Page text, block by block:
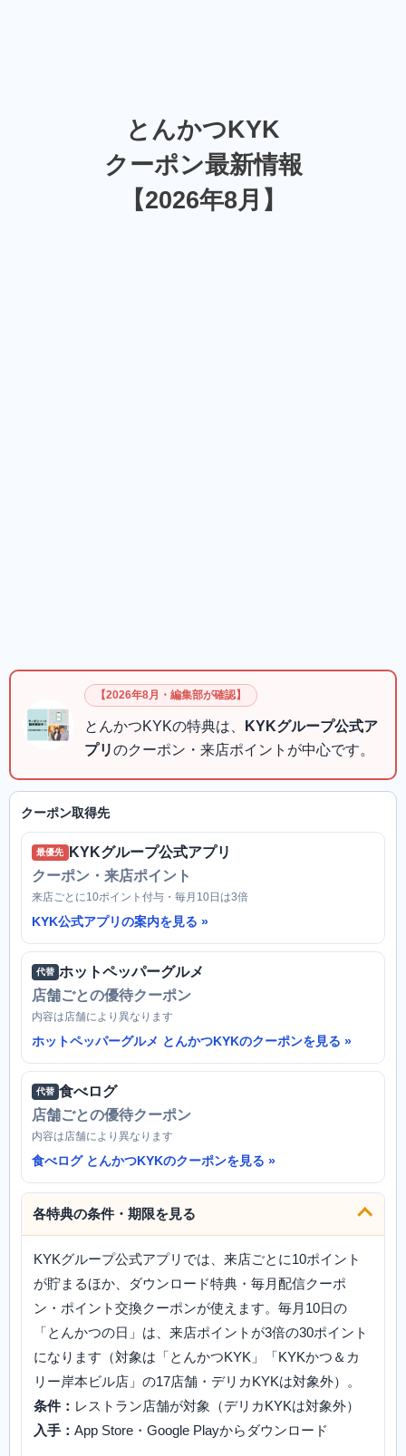
とんかつKYK
クーポン最新情報
【2026年8月】
【2026年8月・編集部が確認】
とんかつKYKの特典は、
KYKグループ公式ア
プリのクーポン・来店ポイントが中心です。
クーポン取得先
最優先 KYKグループ公式アプリ
クーポン・来店ポイント
来店ごとに10ポイント付与・毎月10日は3倍
KYK公式アプリの案内を見る
代替 ホットペッパーグルメ
店舗ごとの優待クーポン
内容は店舗により異なります
ホットペッパーグルメ とんかつKYKのクーポンを見る
代替 食べログ
店舗ごとの優待クーポン
内容は店舗により異なります
食べログ とんかつKYKのクーポンを見る
各特典の条件・期限を見る
KYKグループ公式アプリでは、来店ごとに10ポイント
が貯まるほか、ダウンロード特典・毎月配信クーポ
ン・ポイント交換クーポンが使えます。毎月10日の
「とんかつの日」は、来店ポイントが3倍の30ポイント
になります（対象は「とんかつKYK」「KYKかつ＆カ
リー岸本ビル店」の17店舗・デリカKYKは対象外）。
条件： レストラン店舗が対象（デリカKYKは対象外）
入手： App Store・Google Playからダウンロード